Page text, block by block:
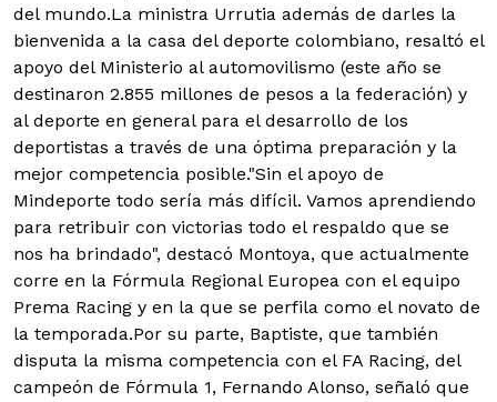
del mundo.La ministra Urrutia además de darles la
bienvenida a la casa del deporte colombiano, resaltó el
apoyo del Ministerio al automovilismo (este año se
destinaron 2.855 millones de pesos a la federación) y
al deporte en general para el desarrollo de los
deportistas a través de una óptima preparación y la
mejor competencia posible."Sin el apoyo de
Mindeporte todo sería más difícil. Vamos aprendiendo
para retribuir con victorias todo el respaldo que se
nos ha brindado", destacó Montoya, que actualmente
corre en la Fórmula Regional Europea con el equipo
Prema Racing y en la que se perfila como el novato de
la temporada.Por su parte, Baptiste, que también
disputa la misma competencia con el FA Racing, del
campeón de Fórmula 1, Fernando Alonso, señaló que